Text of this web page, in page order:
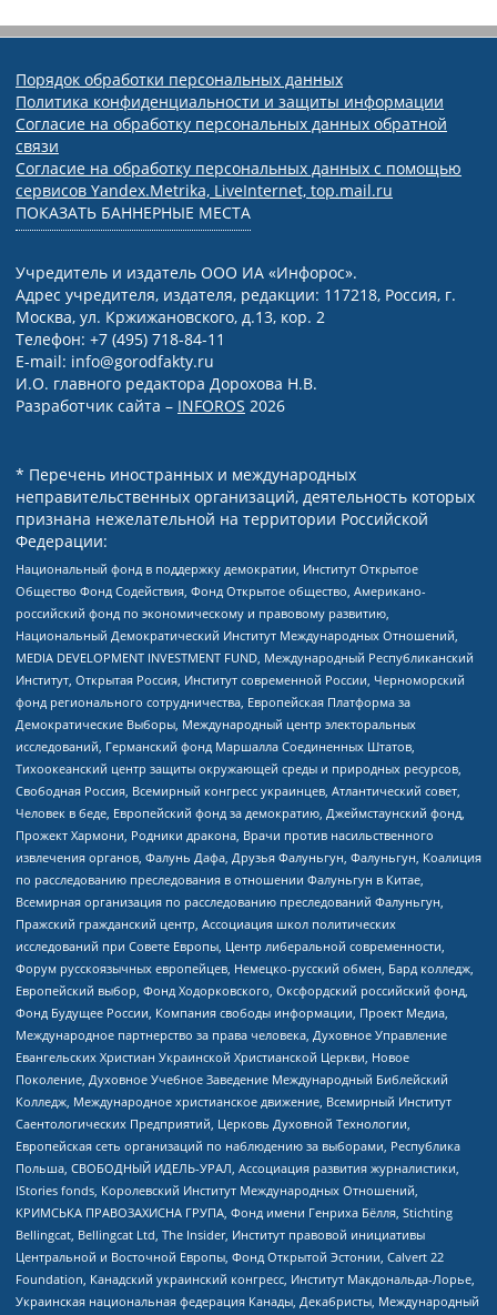
Порядок обработки персональных данных
Политика конфиденциальности и защиты информации
Согласие на обработку персональных данных обратной
связи
Согласие на обработку персональных данных с помощью
сервисов Yandex.Metrika, LiveInternet, top.mail.ru
ПОКАЗАТЬ БАННЕРНЫЕ МЕСТА
Учредитель и издатель ООО ИА «Инфорос».
Адрес учредителя, издателя, редакции: 117218, Россия, г.
Москва, ул. Кржижановского, д.13, кор. 2
Телефон: +7 (495) 718-84-11
E-mail: info@gorodfakty.ru
И.О. главного редактора Дорохова Н.В.
Разработчик сайта – INFOROS 2026
* Перечень иностранных и международных
неправительственных организаций, деятельность которых
признана нежелательной на территории Российской
Федерации:
Национальный фонд в поддержку демократии, Институт Открытое
Общество Фонд Содействия, Фонд Открытое общество, Американо-
российский фонд по экономическому и правовому развитию,
Национальный Демократический Институт Международных Отношений,
MEDIA DEVELOPMENT INVESTMENT FUND, Международный Республиканский
Институт, Открытая Россия, Институт современной России, Черноморский
фонд регионального сотрудничества, Европейская Платформа за
Демократические Выборы, Международный центр электоральных
исследований, Германский фонд Маршалла Соединенных Штатов,
Тихоокеанский центр защиты окружающей среды и природных ресурсов,
Свободная Россия, Всемирный конгресс украинцев, Атлантический совет,
Человек в беде, Европейский фонд за демократию, Джеймстаунский фонд,
Прожект Хармони, Родники дракона, Врачи против насильственного
извлечения органов, Фалунь Дафа, Друзья Фалуньгун, Фалуньгун, Коалиция
по расследованию преследования в отношении Фалуньгун в Китае,
Всемирная организация по расследованию преследований Фалуньгун,
Пражский гражданский центр, Ассоциация школ политических
исследований при Совете Европы, Центр либеральной современности,
Форум русскоязычных европейцев, Немецко-русский обмен, Бард колледж,
Европейский выбор, Фонд Ходорковского, Оксфордский российский фонд,
Фонд Будущее России, Компания свободы информации, Проект Медиа,
Международное партнерство за права человека, Духовное Управление
Евангельских Христиан Украинской Христианской Церкви, Новое
Поколение, Духовное Учебное Заведение Международный Библейский
Колледж, Международное христианское движение, Всемирный Институт
Саентологических Предприятий, Церковь Духовной Технологии,
Европейская сеть организаций по наблюдению за выборами, Республика
Польша, СВОБОДНЫЙ ИДЕЛЬ-УРАЛ, Ассоциация развития журналистики,
IStories fonds, Королевский Институт Международных Отношений,
КРИМСЬКА ПРАВОЗАХИСНА ГРУПА, Фонд имени Генриха Бёлля, Stichting
Bellingcat, Bellingcat Ltd, The Insider, Институт правовой инициативы
Центральной и Восточной Европы, Фонд Открытой Эстонии, Calvert 22
Foundation, Канадский украинский конгресс, Институт Макдональда-Лорье,
Украинская национальная федерация Канады, Декабристы, Международный